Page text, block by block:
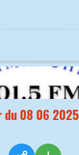
du 08 06 2025